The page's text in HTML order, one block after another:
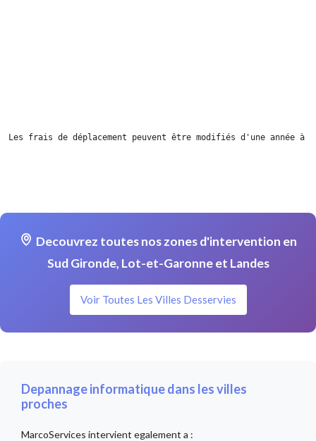
Les frais de déplacement peuvent être modifiés d'une année à
Decouvrez toutes nos zones d'intervention en
Sud Gironde, Lot-et-Garonne et Landes
Voir Toutes Les Villes Desservies
Depannage informatique dans les villes
proches
MarcoServices intervient egalement a :